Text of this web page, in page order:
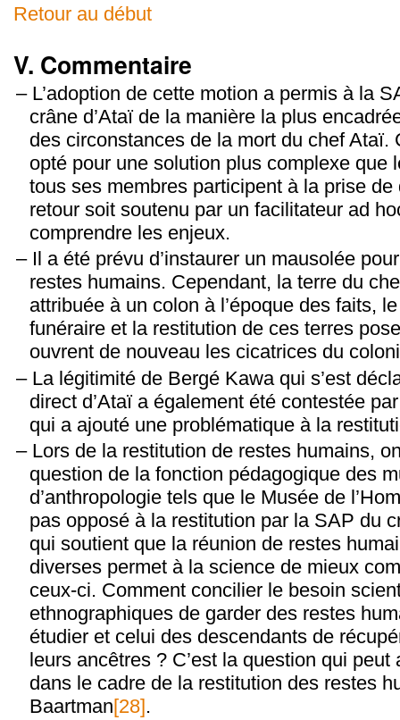
Retour au début
V. Commentaire
L’adoption de cette motion a permis à la
crâne d’Ataï de la manière la plus
des circonstances de la mort du chef Ataï.
opté pour une solution plus complexe que
tous ses membres participent à la prise
retour soit soutenu par un facilitateur ad
comprendre les enjeux.
Il a été prévu d’instaurer un mausolée
restes humains. Cependant, la terre du
attribuée à un colon à l’époque des faits,
funéraire et la restitution de ces terres
ouvrent de nouveau les cicatrices du
La légitimité de Bergé Kawa qui s’est
direct d’Ataï a également été contestée
qui a ajouté une problématique à la
Lors de la restitution de restes humains,
question de la fonction pédagogique des
d’anthropologie tels que le Musée de
pas opposé à la restitution par la SAP du
qui soutient que la réunion de restes
diverses permet à la science de mieux
ceux-ci. Comment concilier le besoin
ethnographiques de garder des restes
étudier et celui des descendants de
leurs ancêtres ? C’est la question qui
dans le cadre de la restitution des restes
Baartman[28] .